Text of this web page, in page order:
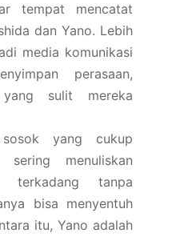
tempat mencatat
dan Yano. Lebih
media komunikasi
perasaan,
sulit mereka
yang cukup
menuliskan
terkadang tanpa
bisa menyentuh
itu, Yano adalah